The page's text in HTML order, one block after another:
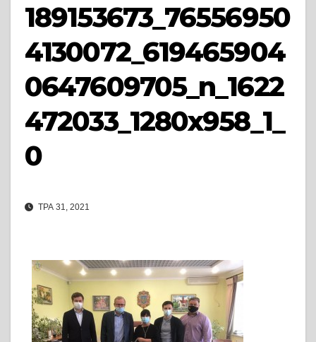
189153673_76556950
4130072_619465904
0647609705_n_1622
472033_1280x958_1_
0
ТРА 31, 2021